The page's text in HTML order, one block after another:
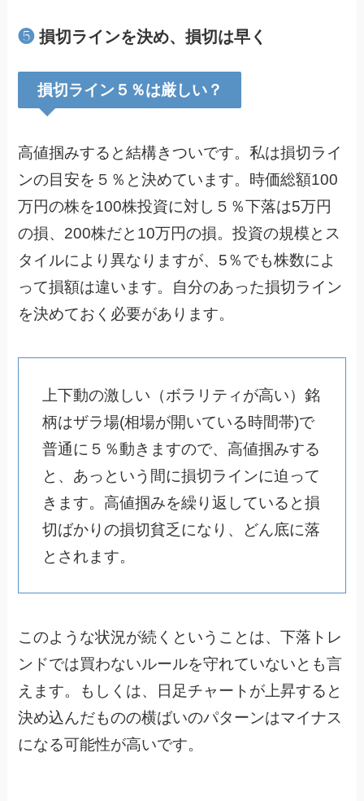
❺損切ラインを決め、損切は早く
損切ライン５％は厳しい？
高値掴みすると結構きついです。私は損切ライ
ンの目安を５％と決めています。時価総額100
万円の株を100株投資に対し５％下落は5万円
の損、200株だと10万円の損。投資の規模とス
タイルにより異なりますが、5％でも株数によ
って損額は違います。自分のあった損切ライン
を決めておく必要があります。
上下動の激しい（ボラリティが高い）銘
柄はザラ場(相場が開いている時間帯)で
普通に５％動きますので、高値掴みする
と、あっという間に損切ラインに迫って
きます。高値掴みを繰り返していると損
切ばかりの損切貧乏になり、どん底に落
とされます。
このような状況が続くということは、下落トレ
ンドでは買わないルールを守れていないとも言
えます。もしくは、日足チャートが上昇すると
決め込んだものの横ばいのパターンはマイナス
になる可能性が高いです。